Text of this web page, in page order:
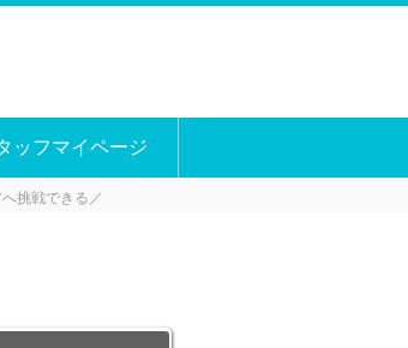
ッフマイページ
挑戦できる／